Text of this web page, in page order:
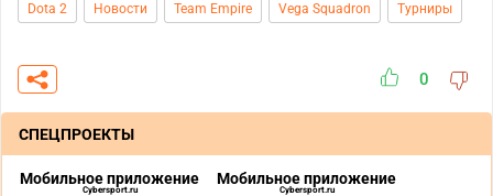
Dota 2 Новости Team Empire Vega Squadron Турниры
0
СПЕЦПРОЕКТЫ
Мобильное приложение
Cybersport.ru
Мобильное приложение
Cybersport.ru